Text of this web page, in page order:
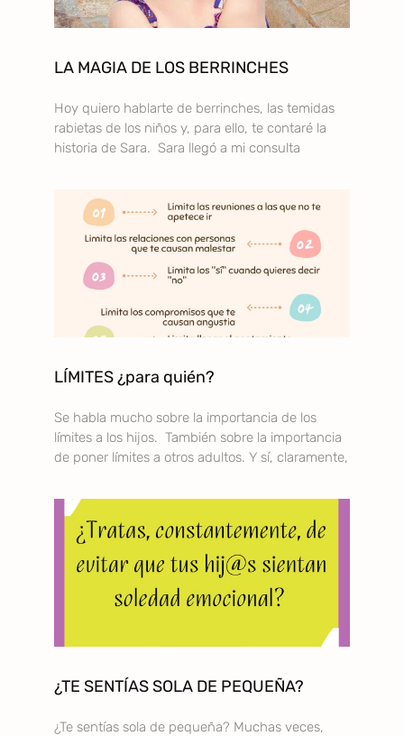
LA MAGIA DE LOS BERRINCHES
Hoy quiero hablarte de berrinches, las temidas
rabietas de los niños y, para ello, te contaré la
historia de Sara. Sara llegó a mi consulta
LÍMITES ¿para quién?
Se habla mucho sobre la importancia de los
límites a los hijos. También sobre la importancia
de poner límites a otros adultos. Y sí, claramente,
¿TE SENTÍAS SOLA DE PEQUEÑA?
¿Te sentías sola de pequeña? Muchas veces,